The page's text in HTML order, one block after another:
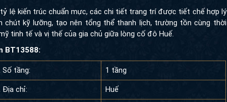
lệ kiến trúc chuẩn mực, các chi tiết trang trí được tiết chế hợp lý
kỹ lưỡng, tạo nên tổng thể thanh lịch, trường tồn cùng thời gian.
và vị thế của gia chủ giữa lòng cố đô Huế.
Số tầng: 1 tầng
Địa chỉ: Huế